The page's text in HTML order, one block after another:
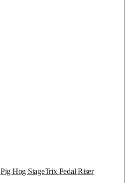
Pig Hog StageTrix Pedal Riser